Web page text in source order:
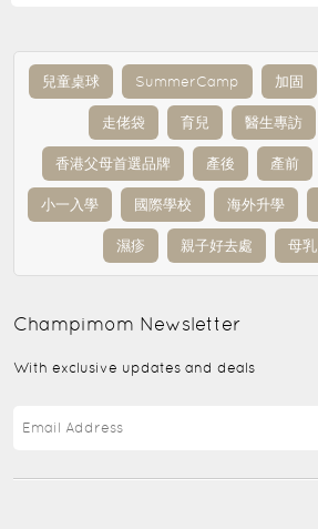
兒童桌球 SummerCamp 加固
走佬袋 育兒 醫生專訪
香港父母首選品牌 產後 產前
小一入學 國際學校 海外升學
濕疹 親子好去處 母乳
Champimom Newsletter
With exclusive updates and deals